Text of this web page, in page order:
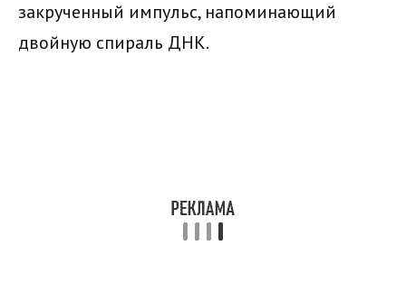
закрученный импульс, напоминающий
двойную спираль ДНК.